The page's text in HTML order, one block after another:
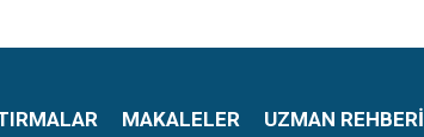
MAKALELER UZMAN REHBERI